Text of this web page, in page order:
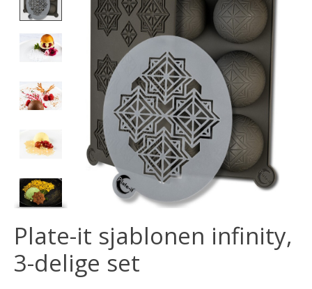
Plate-it sjablonen infinity,
3-delige set